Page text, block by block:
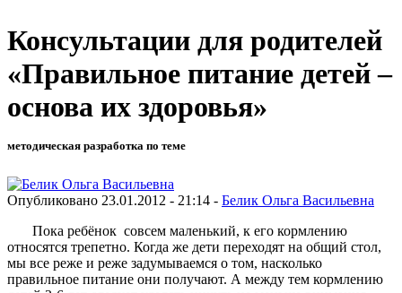
Консультации для родителей
«Правильное питание детей –
основа их здоровья»
методическая разработка по теме
Опубликовано 23.01.2012 - 21:14 - Белик Ольга Васильевна
Пока ребёнок совсем маленький, к его кормлению
относятся трепетно. Когда же дети переходят на общий стол,
мы все реже и реже задумываемся о том, насколько
правильное питание они получают. А между тем кормлению